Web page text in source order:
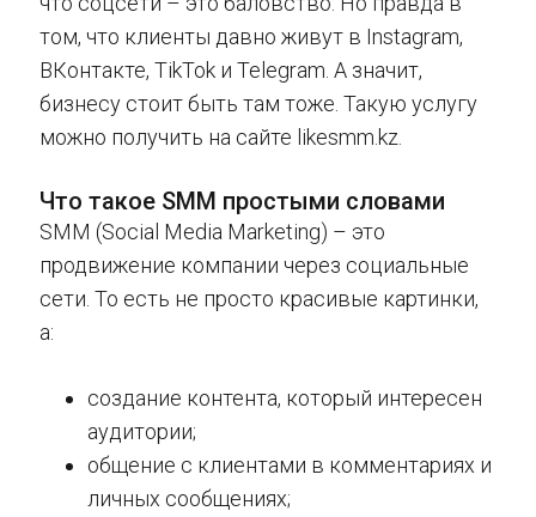
том, что клиенты давно живут в Instagram,
ВКонтакте, TikTok и Telegram. А значит,
бизнесу стоит быть там тоже. Такую услугу
можно получить на сайте likesmm.kz.
Что такое SMM простыми словами
SMM (Social Media Marketing) – это
продвижение компании через социальные
сети. То есть не просто красивые картинки,
а:
создание контента, который интересен
аудитории;
общение с клиентами в комментариях и
личных сообщениях;